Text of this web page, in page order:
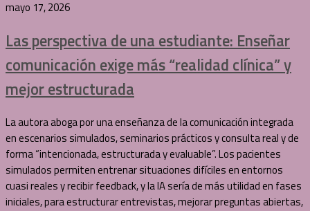
mayo 17, 2026
Las perspectiva de una estudiante: Enseñar
comunicación exige más “realidad clínica” y
mejor estructurada
La autora aboga por una enseñanza de la comunicación integrada
en escenarios simulados, seminarios prácticos y consulta real y de
forma “intencionada, estructurada y evaluable”. Los pacientes
simulados permiten entrenar situaciones difíciles en entornos
cuasi reales y recibir feedback, y la IA sería de más utilidad en fases
iniciales, para estructurar entrevistas, mejorar preguntas abiertas,